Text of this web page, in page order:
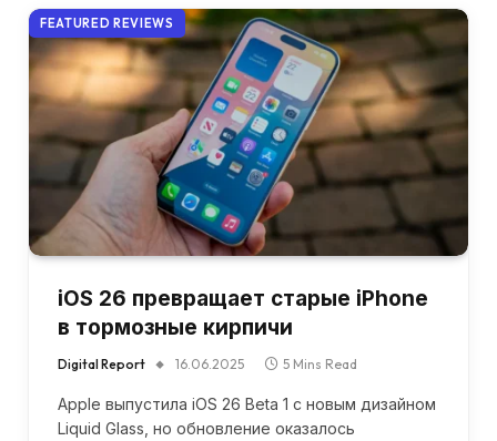
FEATURED REVIEWS
iOS 26 превращает старые iPhone
в тормозные кирпичи
Digital Report 16.06.2025 5 Mins Read
Apple выпустила iOS 26 Beta 1 с новым дизайном
Liquid Glass, но обновление оказалось